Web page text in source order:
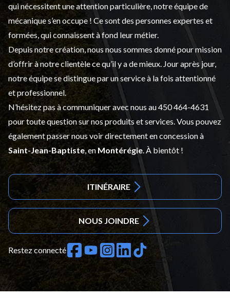
qui nécessitent une attention particulière, notre équipe de
mécanique s’en occupe ! Ce sont des personnes expertes et
formées, qui connaissent à fond leur métier.
Depuis notre création, nous nous sommes donné pour mission
d’offrir à notre clientèle ce qu’il y a de mieux. Jour après jour,
notre équipe se distingue par un service à la fois attentionné
et professionnel.
N’hésitez pas à communiquer avec nous au450 464-4631
pour toute question sur nos produits et services. Vous pouvez
également passer nous voir directement en concession à
Saint-Jean-Baptiste , en Montérégie . À bientôt !
ITINÉRAIRE
NOUS JOINDRE
Restez connecté